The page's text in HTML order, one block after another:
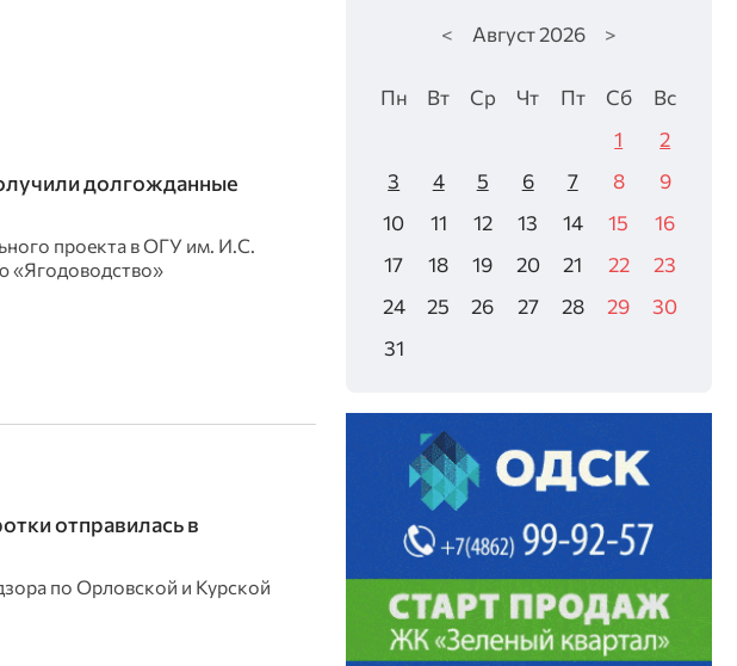
долгожданные
проекта в ОГУ им. И.С.
«Ягодоводство»
отправилась в
по Орловской и Курской
< Август2026 >
Пн Вт Ср Чт Пт Сб
Вс
1
2
3
4 5 6 7 8
9
10
11 12 13 14 15
16
17
18 19 20 21 22
23
24
25 26 27 28 29
30
31